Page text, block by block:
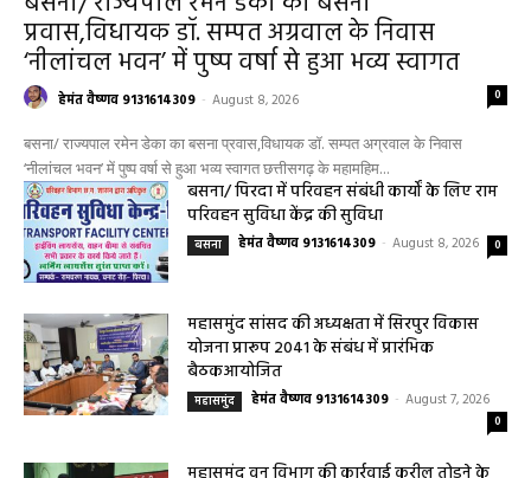
बसना
बसना/ राज्यपाल रमेन डेका का बसना
प्रवास,विधायक डॉ. सम्पत अग्रवाल के निवास
‘नीलांचल भवन’ में पुष्प वर्षा से हुआ भव्य स्वागत
हेमंत वैष्णव 9131614309 - August 8, 2026 0
बसना/ राज्यपाल रमेन डेका का बसना प्रवास,विधायक डॉ. सम्पत अग्रवाल के निवास
‘नीलांचल भवन’ में पुष्प वर्षा से हुआ भव्य स्वागत छत्तीसगढ़ के महामहिम...
परिवहन सुविधा केंद्र की सुविधा
बसना हेमंत वैष्णव 9131614309 August 8, 2026
महासमुंद सांसद की अध्यक्षता में सिरपुर विकास
बैठकआयोजित